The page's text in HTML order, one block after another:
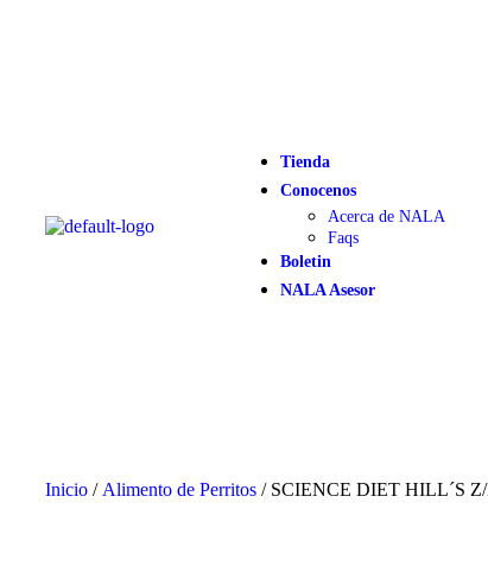
Tienda
Conocenos
Acerca de NALA
Faqs
Boletin
NALA Asesor
Inicio / Alimento de Perritos / SCIENCE DIET HILL´S